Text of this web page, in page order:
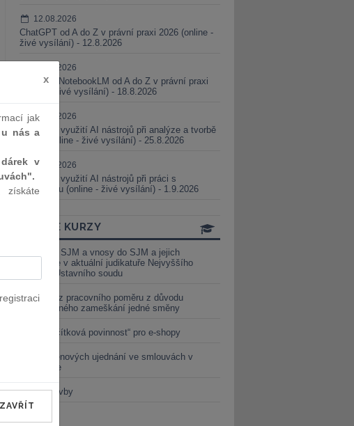
12.08.2026
ChatGPT od A do Z v právní praxi 2026 (online -
živé vysílání) - 12.8.2026
18.08.2026
Gemini a NotebookLM od A do Z v právní praxi
(online - živé vysílání) - 18.8.2026
25.08.2026
Praktické využití AI nástrojů při analýze a tvorbě
smluv (online - živé vysílání) - 25.8.2026
01.09.2026
Praktické využití AI nástrojů při práci s
judikaturou (online - živé vysílání) - 1.9.2026
ONLINE KURZY
Vnosy ze SJM a vnosy do SJM a jejich
valorizace v aktuální judikatuře Nejvyššího
soudu a Ústavního soudu
Výpověď z pracovního poměru z důvodu
neomluveného zameškání jedné směny
Nová „tlačítková povinnost“ pro e-shopy
Změna cenových ujednání ve smlouvách v
energetice
Černé stavby
x
jak
nás a
dárek v
získáte
ZAVŘÍT